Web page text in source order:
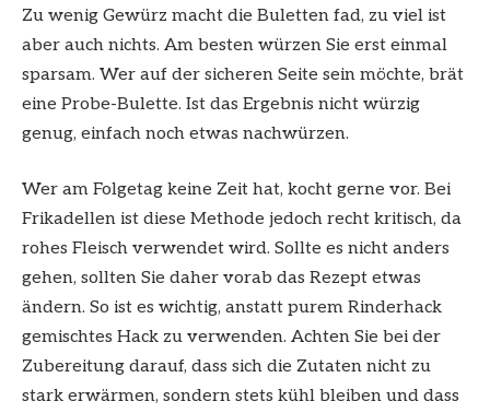
Zu wenig Gewürz macht die Buletten fad, zu viel ist
aber auch nichts. Am besten würzen Sie erst einmal
sparsam. Wer auf der sicheren Seite sein möchte, brät
eine Probe-Bulette. Ist das Ergebnis nicht würzig
genug, einfach noch etwas nachwürzen.
Wer am Folgetag keine Zeit hat, kocht gerne vor. Bei
Frikadellen ist diese Methode jedoch recht kritisch, da
rohes Fleisch verwendet wird. Sollte es nicht anders
gehen, sollten Sie daher vorab das Rezept etwas
ändern. So ist es wichtig, anstatt purem Rinderhack
gemischtes Hack zu verwenden. Achten Sie bei der
Zubereitung darauf, dass sich die Zutaten nicht zu
stark erwärmen, sondern stets kühl bleiben und dass